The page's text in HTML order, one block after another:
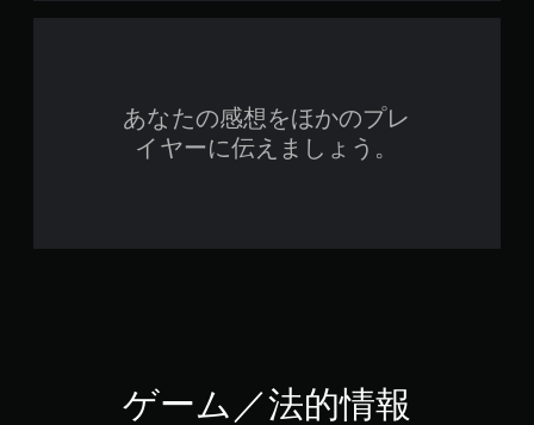
あなたの感想をほかのプレ
イヤーに伝えましょう。
ゲーム／法的情報